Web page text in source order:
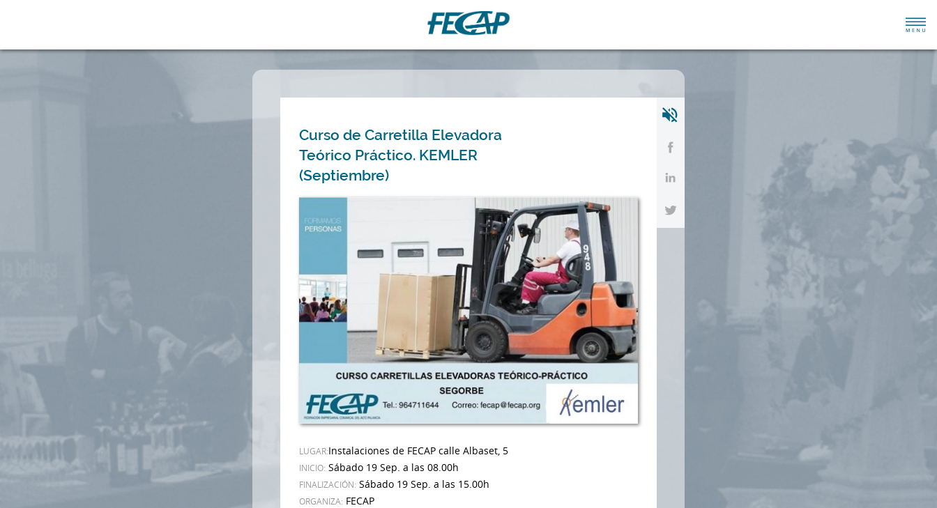
Curso de Carretilla Elevadora
Teórico Práctico. KEMLER
(Septiembre)
LUGAR:Instalaciones de FECAP calle Albaset, 5
INICIO: Sábado 19 Sep. a las 08.00h
FINALIZACIÓN: Sábado 19 Sep. a las 15.00h
ORGANIZA: FECAP